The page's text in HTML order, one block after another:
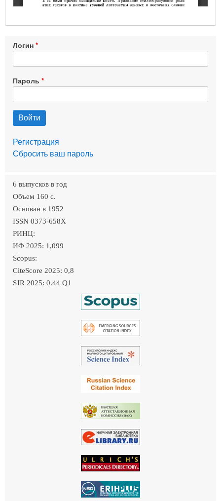
Логин
Пароль
Регистрация
Сбросить ваш пароль
6 выпусков в год
Объем 160 c.
Основан в 1952
ISSN 0373-658X
РИНЦ:
ИФ 2025: 1,099
Scopus:
CiteScore 2025: 0,8
SJR 2025: 0.44 Q1